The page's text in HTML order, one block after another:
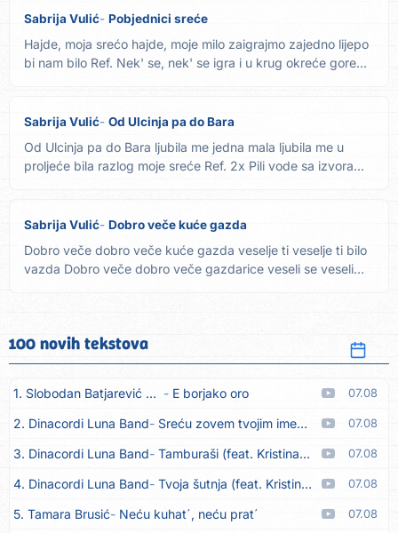
Sabrija Vulić Pobjednici sreće
Hajde, moja srećo hajde, moje milo zaigrajmo zajedno lijepo
bi nam bilo Ref. Nek' se, nek' se igra i u krug okreće gore...
Sabrija Vulić Od Ulcinja pa do Bara
Od Ulcinja pa do Bara ljubila me jedna mala ljubila me u
proljeće bila razlog moje sreće Ref. 2x Pili vode sa izvora...
Sabrija Vulić Dobro veče kuće gazda
Dobro veče dobro veče kuće gazda veselje ti veselje ti bilo
vazda Dobro veče dobro veče gazdarice veseli se veseli
100 novih tekstova
1. Slobodan Batjarević Čobe E borjako oro 07.08
2. Dinacordi Luna Band Sreću zovem tvojim imenom (feat. Kristina Smetko) 07.08
3. Dinacordi Luna Band Tamburaši (feat. Kristina Smetko) 07.08
4. Dinacordi Luna Band Tvoja šutnja (feat. Kristina Smetko) 07.08
5. Tamara Brusić Neću kuhat´, neću prat´ 07.08